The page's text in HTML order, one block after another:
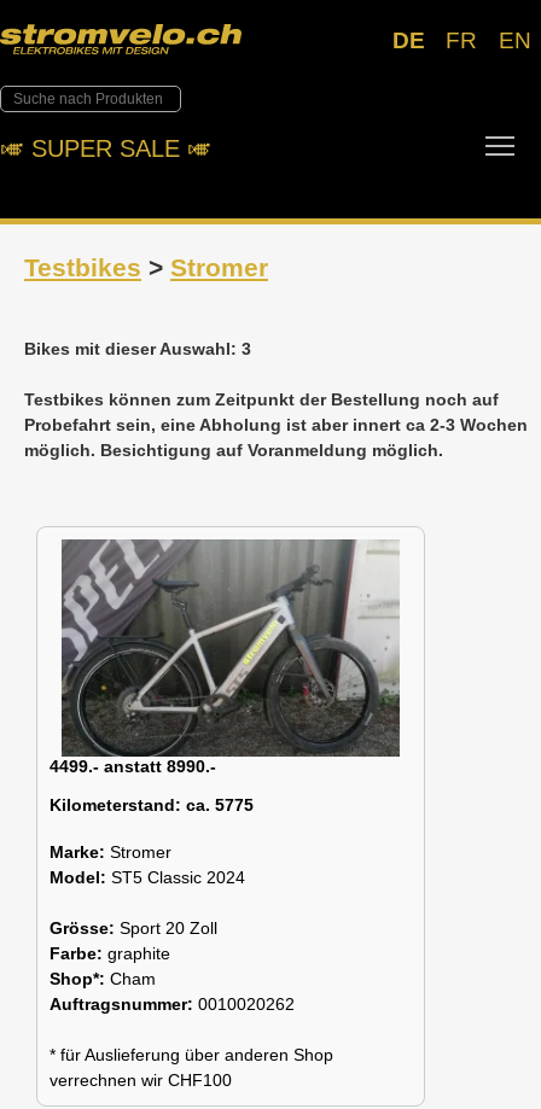
DE FR EN
🎺︎ SUPER SALE 🎺︎
Testbikes > Stromer
Bikes mit dieser Auswahl: 3
Testbikes können zum Zeitpunkt der Bestellung noch auf
Probefahrt sein, eine Abholung ist aber innert ca 2-3 Wochen
möglich. Besichtigung auf Voranmeldung möglich.
4499.- anstatt 8990.-
Kilometerstand: ca. 5775
Marke: Stromer
Model: ST5 Classic 2024
Grösse: Sport 20 Zoll
Farbe: graphite
Shop*: Cham
Auftragsnummer: 0010020262
* für Auslieferung über anderen Shop
verrechnen wir CHF100